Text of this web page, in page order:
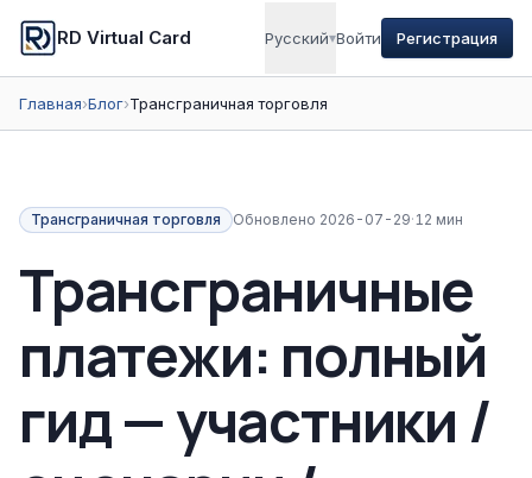
RD Virtual Card Русский▾Войти Регистрация
Главная›Блог›Трансграничная торговля
Трансграничная торговля Обновлено 2026-07-29·12 мин
Трансграничные
платежи: полный
гид — участники /